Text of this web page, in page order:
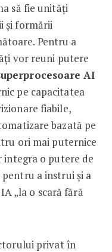
să fie unități
și formării
Pentru a
vor reuni putere
AI
pe capacitatea
fiabile,
bazată pe
ori mai puternice
integra o putere de
a instrui și a
„la o scară fără
privat în